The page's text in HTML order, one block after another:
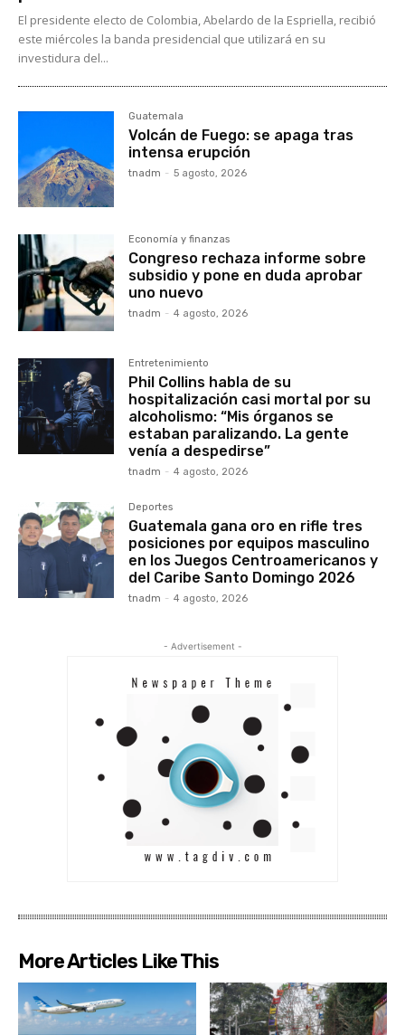
El presidente electo de Colombia, Abelardo de la Espriella, recibió
este miércoles la banda presidencial que utilizará en su
investidura del...
Guatemala
Volcán de Fuego: se apaga tras
intensa erupción
tnadm - 5 agosto, 2026
Economía y finanzas
Congreso rechaza informe sobre
subsidio y pone en duda aprobar
uno nuevo
tnadm - 4 agosto, 2026
Entretenimiento
Phil Collins habla de su
hospitalización casi mortal por su
alcoholismo: “Mis órganos se
estaban paralizando. La gente
venía a despedirse”
tnadm - 4 agosto, 2026
Deportes
Guatemala gana oro en rifle tres
posiciones por equipos masculino
en los Juegos Centroamericanos y
del Caribe Santo Domingo 2026
tnadm - 4 agosto, 2026
- Advertisement -
More Articles Like This